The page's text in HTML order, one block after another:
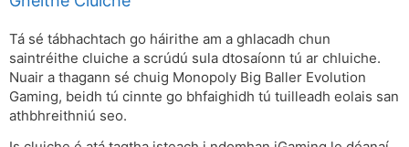
Tá sé tábhachtach go háirithe am a ghlacadh chun
saintréithe cluiche a scrúdú sula dtosaíonn tú ar chluiche.
Nuair a thagann sé chuig Monopoly Big Baller Evolution
Gaming, beidh tú cinnte go bhfaighidh tú tuilleadh eolais san
athbhreithniú seo.